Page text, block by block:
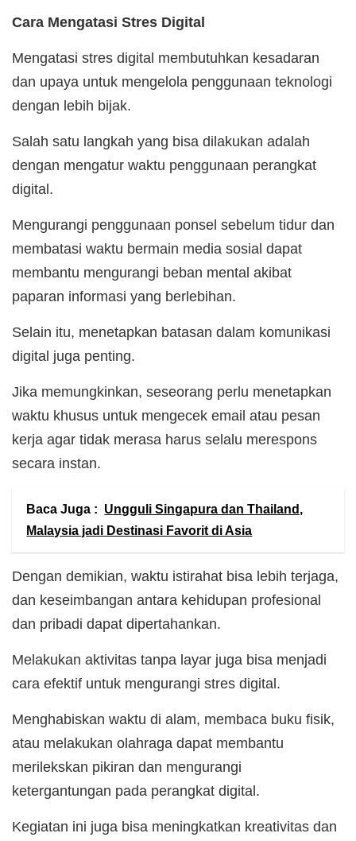
Cara Mengatasi Stres Digital
Mengatasi stres digital membutuhkan kesadaran
dan upaya untuk mengelola penggunaan teknologi
dengan lebih bijak.
Salah satu langkah yang bisa dilakukan adalah
dengan mengatur waktu penggunaan perangkat
digital.
Mengurangi penggunaan ponsel sebelum tidur dan
membatasi waktu bermain media sosial dapat
membantu mengurangi beban mental akibat
paparan informasi yang berlebihan.
Selain itu, menetapkan batasan dalam komunikasi
digital juga penting.
Jika memungkinkan, seseorang perlu menetapkan
waktu khusus untuk mengecek email atau pesan
kerja agar tidak merasa harus selalu merespons
secara instan.
Baca Juga : Ungguli Singapura dan Thailand,
Malaysia jadi Destinasi Favorit di Asia
Dengan demikian, waktu istirahat bisa lebih terjaga,
dan keseimbangan antara kehidupan profesional
dan pribadi dapat dipertahankan.
Melakukan aktivitas tanpa layar juga bisa menjadi
cara efektif untuk mengurangi stres digital.
Menghabiskan waktu di alam, membaca buku fisik,
atau melakukan olahraga dapat membantu
merilekskan pikiran dan mengurangi
ketergantungan pada perangkat digital.
Kegiatan ini juga bisa meningkatkan kreativitas dan